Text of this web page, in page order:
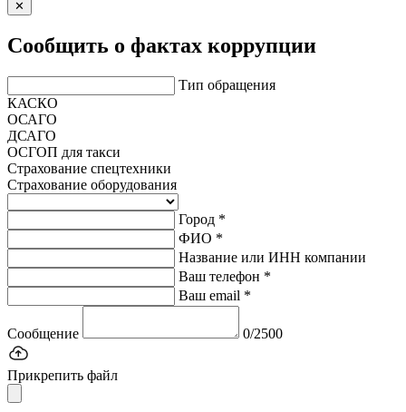
✕
Сообщить о фактах коррупции
Тип обращения
КАСКО
ОСАГО
ДСАГО
ОСГОП для такси
Страхование спецтехники
Страхование оборудования
Город *
ФИО *
Название или ИНН компании
Ваш телефон *
Ваш email *
Сообщение 0/2500
Прикрепить файл